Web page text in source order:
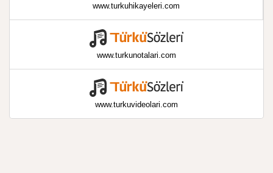
www.turkuhikayeleri.com
www.turkunotalari.com
www.turkuvideolari.com